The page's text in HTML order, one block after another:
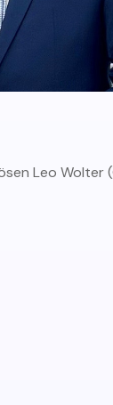
Leo Wolter